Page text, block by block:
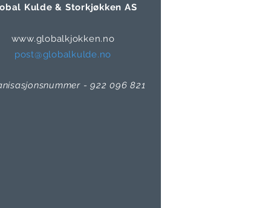
Kulde & Storkjøkken AS
www.globalkjokken.no
post@globalkulde.no
- 922 096 821